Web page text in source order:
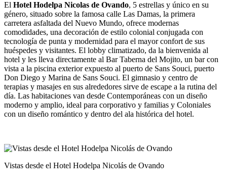
El Hotel Hodelpa Nicolas de Ovando, 5 estrellas y único en su
género, situado sobre la famosa calle Las Damas, la primera
carretera asfaltada del Nuevo Mundo, ofrece modernas
comodidades, una decoración de estilo colonial conjugada con
tecnología de punta y modernidad para el mayor confort de sus
huéspedes y visitantes. El lobby climatizado, da la bienvenida al
hotel y les lleva directamente al Bar Taberna del Mojito, un bar con
vista a la piscina exterior expuesto al puerto de Sans Souci, puerto
Don Diego y Marina de Sans Souci. El gimnasio y centro de
terapias y masajes en sus alrededores sirve de escape a la rutina del
día. Las habitaciones van desde Contemporáneas con un diseño
moderno y amplio, ideal para corporativo y familias y Coloniales
con un diseño romántico y dentro del ala histórica del hotel.
Vistas desde el Hotel Hodelpa Nicolás de Ovando